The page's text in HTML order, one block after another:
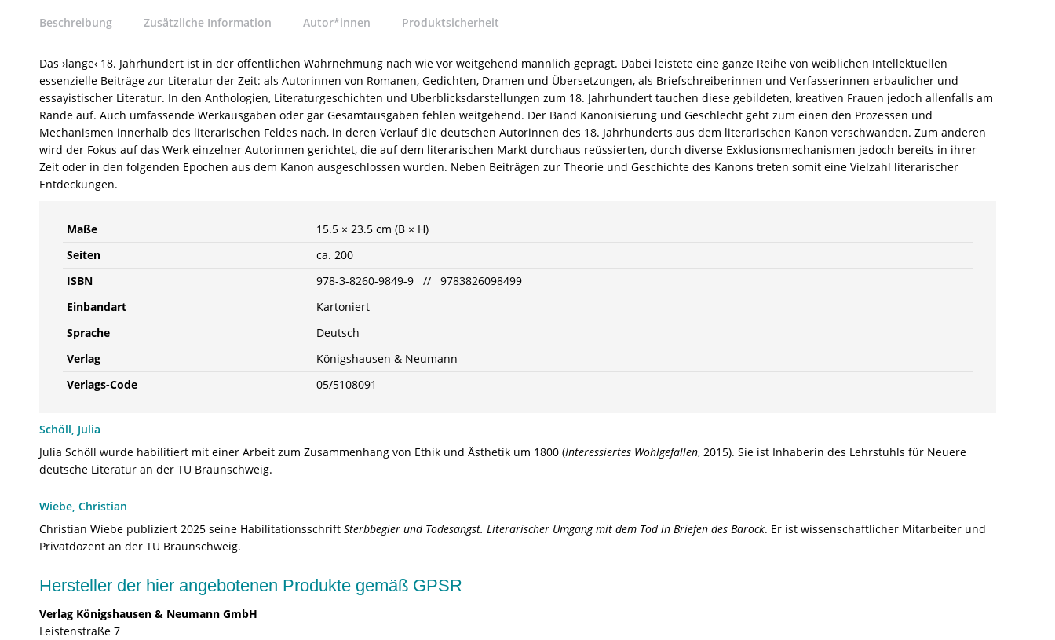
(Hrsg.)
–
ISBN
9783826098499
/
978-
3-
Beschreibung Zusätzliche Information Autor*innen Produktsicherheit
Das ›lange‹ 18. Jahrhundert ist in der öffentlichen Wahrnehmung nach wie vor weitgehend männlich geprägt. Dabei leistete eine ganze Reihe von weiblichen Intellektuellen
essenzielle Beiträge zur Literatur der Zeit: als Autorinnen von Romanen, Gedichten, Dramen und Übersetzungen, als Briefschreiberinnen und Verfasserinnen erbaulicher und
essayistischer Literatur. In den Anthologien, Literaturgeschichten und Überblicksdarstellungen zum 18. Jahrhundert tauchen diese gebildeten, kreativen Frauen jedoch allenfalls am
Rande auf. Auch umfassende Werkausgaben oder gar Gesamtausgaben fehlen weitgehend. Der Band Kanonisierung und Geschlecht geht zum einen den Prozessen und
Mechanismen innerhalb des literarischen Feldes nach, in deren Verlauf die deutschen Autorinnen des 18. Jahrhunderts aus dem literarischen Kanon verschwanden. Zum anderen
wird der Fokus auf das Werk einzelner Autorinnen gerichtet, die auf dem literarischen Markt durchaus reüssierten, durch diverse Exklusionsmechanismen jedoch bereits in ihrer
Zeit oder in den folgenden Epochen aus dem Kanon ausgeschlossen wurden. Neben Beiträgen zur Theorie und Geschichte des Kanons treten somit eine Vielzahl literarischer
Entdeckungen.
Maße
15.5 × 23.5 cm (B × H)
Seiten
ca. 200
ISBN
978-3-8260-9849-9 // 9783826098499
Einbandart
Kartoniert
Sprache
Deutsch
Verlag
Königshausen & Neumann
Verlags-Code
05/5108091
Schöll, Julia
Julia Schöll wurde habilitiert mit einer Arbeit zum Zusammenhang von Ethik und Ästhetik um 1800 (Interessiertes Wohlgefallen, 2015). Sie ist Inhaberin des Lehrstuhls für Neuere
deutsche Literatur an der TU Braunschweig.
Wiebe, Christian
Christian Wiebe publiziert 2025 seine Habilitationsschrift Sterbbegier und Todesangst. Literarischer Umgang mit dem Tod in Briefen des Barock. Er ist wissenschaftlicher Mitarbeiter und
Privatdozent an der TU Braunschweig.
Hersteller der hier angebotenen Produkte gemäß GPSR
Verlag Königshausen & Neumann GmbH
Leistenstraße 7